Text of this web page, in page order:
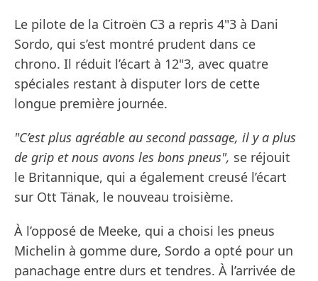
Le pilote de la Citroën C3 a repris 4"3 à Dani
Sordo, qui s’est montré prudent dans ce
chrono. Il réduit l’écart à 12"3, avec quatre
spéciales restant à disputer lors de cette
longue première journée.
"C’est plus agréable au second passage, il y a plus
de grip et nous avons les bons pneus", se réjouit
le Britannique, qui a également creusé l’écart
sur Ott Tänak, le nouveau troisième.
À l’opposé de Meeke, qui a choisi les pneus
Michelin à gomme dure, Sordo a opté pour un
panachage entre durs et tendres. À l’arrivée de